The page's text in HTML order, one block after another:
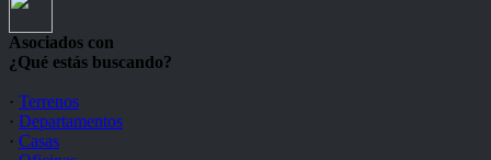
Asociados con
¿Qué estás buscando?
· Terrenos
· Departamentos
· Casas